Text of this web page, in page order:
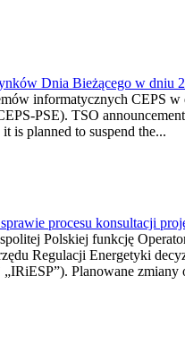
Dnia Bieżącego w dniu
informatycznych CEPS
PSE). TSO
is planned to suspend the...
procesu konsultacji
Polskiej funkcję
Regulacji Energetyki
Planowane